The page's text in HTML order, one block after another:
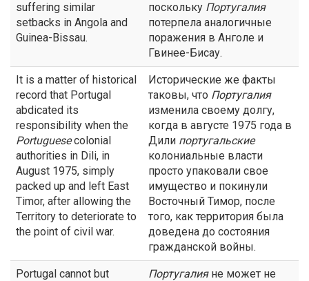
suffering similar
setbacks in Angola and
Guinea-Bissau.
поскольку Португалия
потерпела аналогичные
поражения в Анголе и
Гвинее-Бисау.
It is a matter of historical
record that Portugal
abdicated its
responsibility when the
Portuguesecolonial
authorities in Dili, in
August 1975, simply
packed up and left East
Timor, after allowing the
Territory to deteriorate to
the point of civil war.
Исторические же факты
таковы, что Португалия
изменила своему долгу,
когда в августе 1975 года в
Дили португальские
колониальные власти
просто упаковали свое
имущество и покинули
Восточный Тимор, после
того, как территория была
доведена до состояния
гражданской войны.
Portugal cannot but
Португалияне может не